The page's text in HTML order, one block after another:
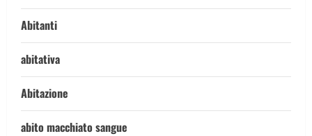
Abitanti
abitativa
Abitazione
abito macchiato sangue